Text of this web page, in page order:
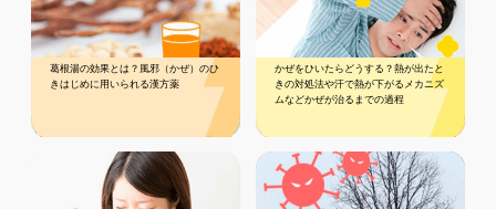
葛根湯の効果とは？風邪（かぜ）のひ
きはじめに用いられる漢方薬
かぜをひいたらどうする？熱が出たと
きの対処法や汗で熱が下がるメカニズ
ムなどかぜが治るまでの過程